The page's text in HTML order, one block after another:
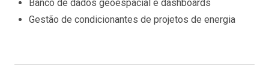
Banco de dados geoespacial e dashboards
Gestão de condicionantes de projetos de energia